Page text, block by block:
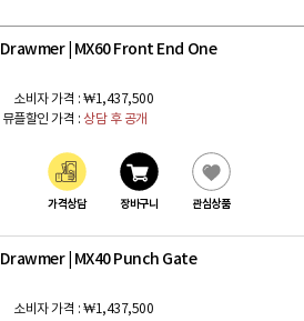
Drawmer MX60 Front End One
소비자 가격 : ₩1,437,500
뮤플할인 가격 : 상담 후 공개
가격상담 장바구니 관심상품
Drawmer MX40 Punch Gate
소비자 가격 : ₩1,437,500